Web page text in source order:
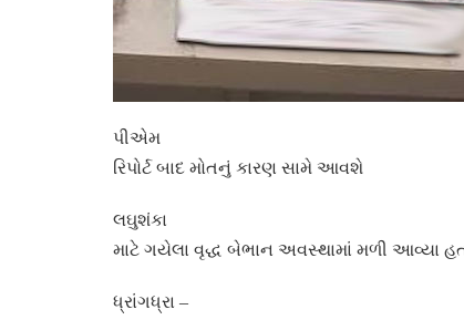
પીએમ
રિપોર્ટ બાદ મોતનું કારણ સામે આવશે
લઘુશંકા
માટે ગયેલા વૃદ્ધ બેભાન અવસ્થામાં મળી આવ્યા
ધ્રાંગધ્રા –